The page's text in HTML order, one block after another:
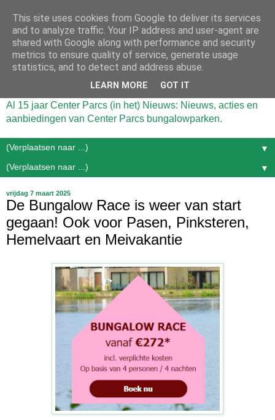
Al 15 jaar Center Parcs (in het) Nieuws: Nieuws, acties en
aanbiedingen van Center Parcs bungalowparken.
▼
▼
vrijdag 7 maart 2025
De Bungalow Race is weer van start
gegaan! Ook voor Pasen, Pinksteren,
Hemelvaart en Meivakantie
This site uses cookies from Google to deliver its services
and to analyze traffic. Your IP address and user-agent are
shared with Google along with performance and security
metrics to ensure quality of service, generate usage
statistics, and to detect and address abuse.
LEARN MORE GOT IT